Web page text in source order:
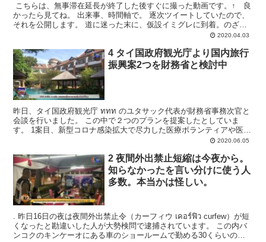
こちらは、無事滞在延長が終了した後すぐに撮った動画です。↑ 良
かったら見てね。 出来事、時間軸で。 逐次ツイートしていたので、
それを公開します。 道に迷った末に、仮設イミグレに到着。のざら
2020.04.03
4 タイ国政府観光庁より国内旅行
振興案2つを財務省と検討中
昨日、タイ国政府観光庁 ททท のユタサック代表が財務省事務次官と
会談を行いました。 この中で２つのプランを提案したとしていま
す。 1案目、新型コロナ感染拡大で尽力した医療ボランティアや医療
2020.06.05
2 夜間外出禁止短縮は今夜から。
知らなかったを言い分けに使う人
多数。本当かは怪しい。
. 昨日16日の夜は夜間外出禁止令（カーフィウ เคอร์ฟิว curfew）が短
くなったと勘違いした人が大勢検問で逮捕されています。 この内バ
ンコクのキンケーオにある車のショールームで勤める30くらいの男